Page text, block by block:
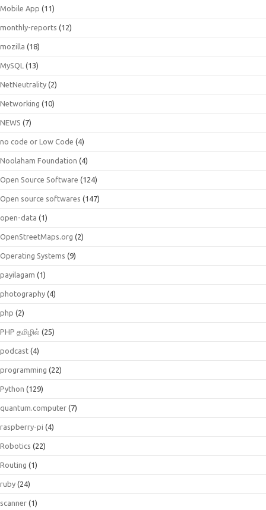
Mobile App (11)
monthly-reports (12)
mozilla (18)
MySQL (13)
NetNeutrality (2)
Networking (10)
NEWS (7)
no code or Low Code (4)
Noolaham Foundation (4)
Open Source Software (124)
Open source softwares (147)
open-data (1)
OpenStreetMaps.org (2)
Operating Systems (9)
payilagam (1)
photography (4)
php (2)
PHP தமிழில் (25)
podcast (4)
programming (22)
Python (129)
quantum.computer (7)
raspberry-pi (4)
Robotics (22)
Routing (1)
ruby (24)
scanner (1)